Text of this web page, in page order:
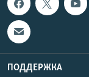
ПОДДЕРЖКА